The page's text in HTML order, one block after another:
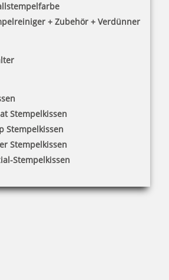
+ Zubehör + Verdünner
Stempelkissen
Stempelkissen
Stempelkissen
Stempelkissen
2.161,90 €